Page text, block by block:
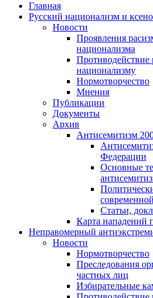
Главная
Русский национализм и
Новости
Проявления
национализма
Противодействие
национализму
Нормотворчество
Мнения
Публикации
Документы
Архив
Антисемитизм
Федерации
Основные
Статьи,
Карта нападений
Неправомерный
Новости
Нормотворчество
Преследования
частных лиц
Избирательные